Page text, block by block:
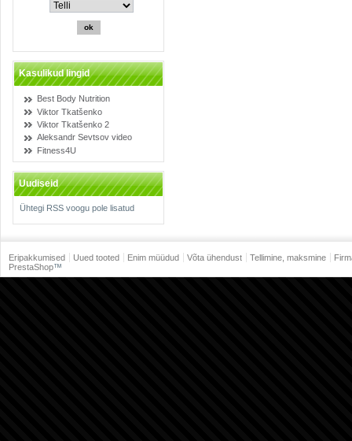
Kasulikud lingid
Best Body Nutrition
Viktor Tkatšenko
Viktor Tkatšenko 2
Aleksandr Sevtsov video
Fitness4U
Uudiseid
Ühtegi RSS voogu pole lisatud
Eripakkumised Uued tooted Enim müüdud Võta ühendust Tellimine, maksmine
PrestaShop™